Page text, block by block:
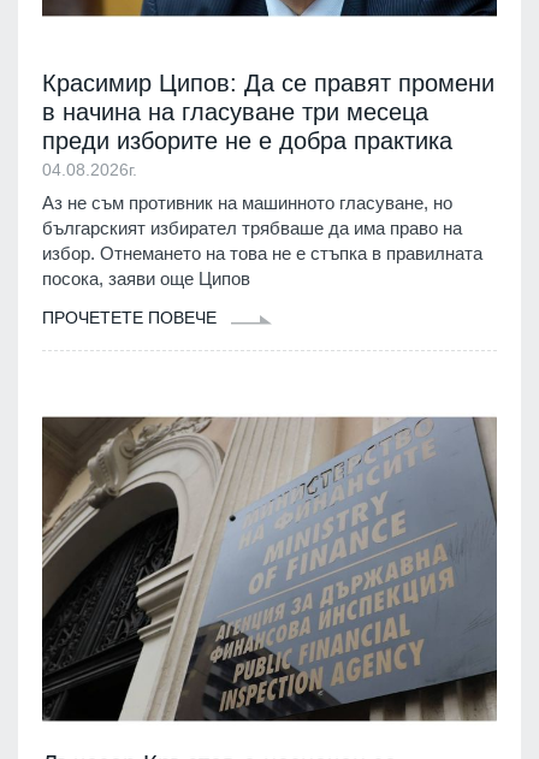
Красимир Ципов: Да се правят промени
в начина на гласуване три месеца
преди изборите не е добра практика
04.08.2026г.
Аз не съм противник на машинното гласуване, но
българският избирател трябваше да има право на
избор. Отнемането на това не е стъпка в правилната
посока, заяви още Ципов
ПРОЧЕТЕТЕ ПОВЕЧЕ